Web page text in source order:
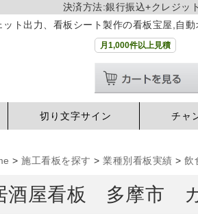
決済方法:銀行振込+クレジッ
ト出力、看板シート製作の看板宝屋,自動
月1,000件以上見積
切り文字サイン チャ
> 施工看板を探す > 業種別看板実績 > 飲
酒屋看板 多摩市